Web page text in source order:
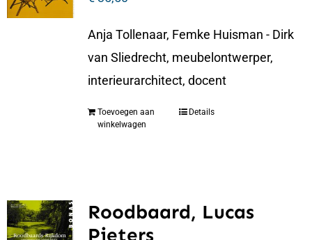
Anja Tollenaar, Femke Huisman - Dirk
van Sliedrecht, meubelontwerper,
interieurarchitect, docent
Toevoegen aan
winkelwagen
Details
Roodbaard, Lucas
Pieters